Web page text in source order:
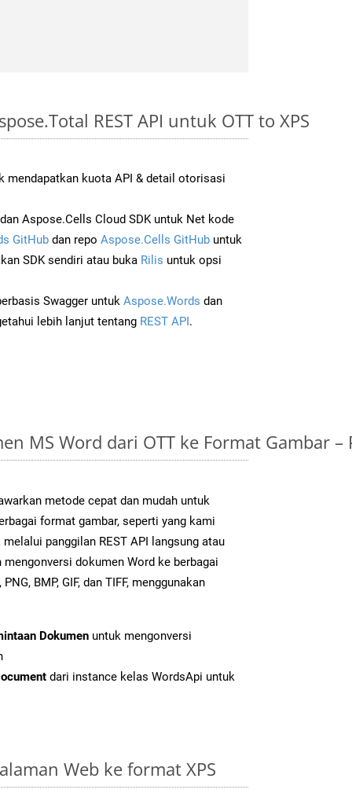
REST API untuk OTT to XPS
mendapatkan kuota API & detail otorisasi
Aspose.Cells Cloud SDK untuk Net kode
GitHub dan repo Aspose.Cells GitHub untuk
SDK sendiri atau buka Rilis untuk opsi
Swagger untuk Aspose.Words dan
lebih lanjut tentang REST API.
MS Word dari OTT ke Format Gambar
metode cepat dan mudah untuk
format gambar, seperti yang kami
panggilan REST API langsung atau
mengonversi dokumen Word ke berbagai
BMP, GIF, dan TIFF, menggunakan
Dokumen untuk mengonversi
dari instance kelas WordsApi untuk
Web ke format XPS